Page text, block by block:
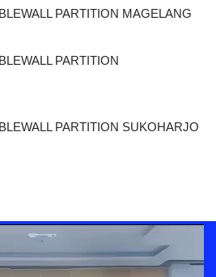
PARTITION MAGELANG
PARTITION
PARTITION SUKOHARJO